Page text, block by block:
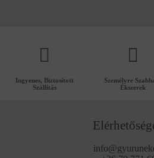
Ingyenes, Biztosított
Szállítás
Személyre
Ékszerek